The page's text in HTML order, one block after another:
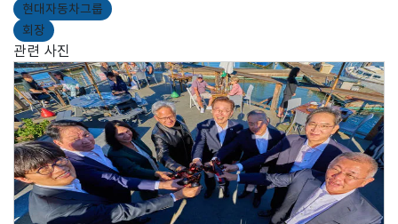
현대자동차그룹
회장
관련 사진